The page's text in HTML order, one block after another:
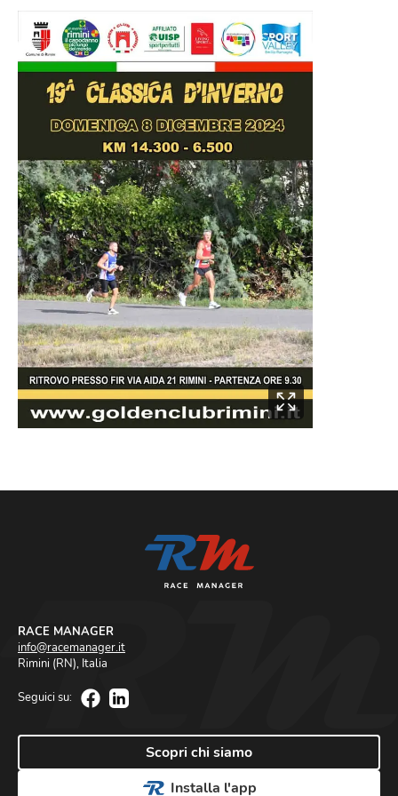
AM
dal2006al1990 i primi
SM35
dal1989al1985 i primi
SM40
dal1984al1980
SM45
dal 1979al1975 i primi
SM50
dal1974al1970 i primi
SM55
dal1969al1965 i primi
SM60
dal1964al1960 i primi
SM65+
dal1959al1900 i primi
AF
dal2006al1985 i primi
SF40
dal1984al1975 i primi
SF50
dal1974al1965 i primi
SF60+
dal1964al1900 i primi
RACE MANAGER
info@racemanager.it
Rimini (RN), Italia
Seguici su:
Scopri chi siamo
Installa l'app